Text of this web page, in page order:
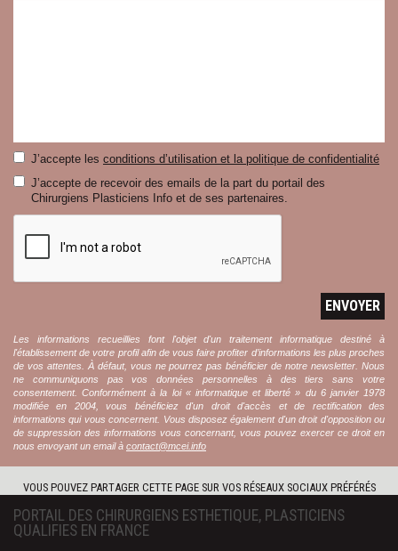
J’accepte les conditions d’utilisation et la politique de confidentialité
J’accepte de recevoir des emails de la part du portail des
Chirurgiens Plasticiens Info et de ses partenaires.
ENVOYER
Les informations recueillies font l'objet d'un traitement informatique destiné à
l'établissement de votre profil afin de vous faire profiter d’informations les plus proches
de vos attentes. À défaut, vous ne pourrez pas bénéficier de notre newsletter. Nous
ne communiquons pas vos données personnelles à des tiers sans votre
consentement. Conformément à la loi « informatique et liberté » du 6 janvier 1978
modifiée en 2004, vous bénéficiez d'un droit d'accès et de rectification des
informations qui vous concernent. Vous disposez également d'un droit d'opposition ou
de suppression des informations vous concernant, vous pouvez exercer ce droit en
nous envoyant un email à contact@mcei.info
VOUS POUVEZ PARTAGER CETTE PAGE SUR VOS RÉSEAUX SOCIAUX PRÉFÉRÉS
PORTAIL DES CHIRURGIENS ESTHETIQUE, PLASTICIENS
QUALIFIES EN FRANCE